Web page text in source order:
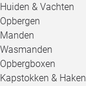
Huiden & Vachten
Opbergen
Manden
Wasmanden
Opbergboxen
Kapstokken & Haken